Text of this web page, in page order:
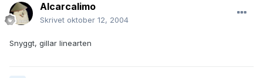
Alcarcalimo
Skrivet oktober 12, 2004
Snyggt, gillar linearten